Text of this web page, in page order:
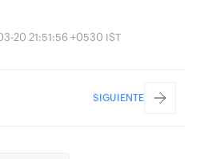
20 21:51:56 +0530 IST
SIGUIENTE